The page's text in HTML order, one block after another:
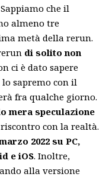
che il
almeno tre
metà della rerun.
di solito non
ci è dato sapere
sapremo con il
fra qualche giorno.
mera speculazione
con la realtà.
2022 su PC,
e iOS. Inoltre,
alla versione